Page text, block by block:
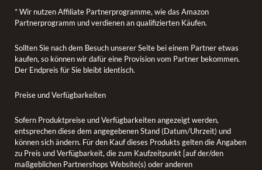
* Wir nutzen Affiliate Partnerprogramme, wie das Amazon
Partnerprogramm und verdienen an qualifizierten Käufen.
Sollten Sie nach dem Besuch unserer Seite bei einem Partner etwas
kaufen, so können wir dafür eine Provision vom Partner bekommen.
Der Endpreis für Sie bleibt identisch.
Preise und Verfügbarkeiten
Sofern Produktpreise und Verfügbarkeiten angezeigt werden,
entsprechen diese dem angegebenen Stand (Datum/Uhrzeit) und
können sich ändern. Für den Kauf dieses Produkts gelten die Angaben
zu Preis und Verfügbarkeit, die zum Kaufzeitpunkt [auf der/den
maßgeblichen Partnershops Website(s) oder anderen